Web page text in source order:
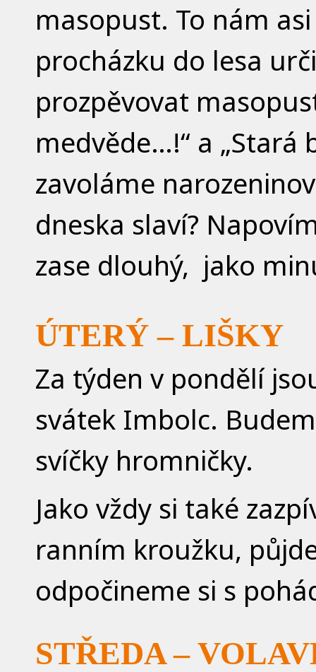
masopust. To nám
procházku do lesa
prozpěvovat
medvěde…!“ a „Stará
zavoláme
dneska slaví?
zase dlouhý, jako
ÚTERÝ – LIŠKY
Za týden v pondělí
svátek Imbolc.
svíčky hromničky.
Jako vždy si také
ranním kroužku,
odpočineme si s
STŘEDA –